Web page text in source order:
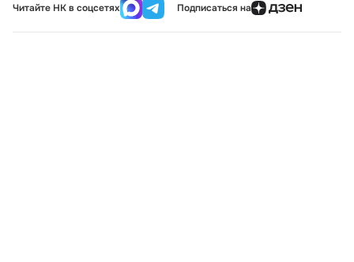
Читайте НК в соцсетях Подписаться на